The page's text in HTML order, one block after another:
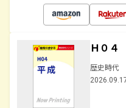
Ｈ０
歴史時代